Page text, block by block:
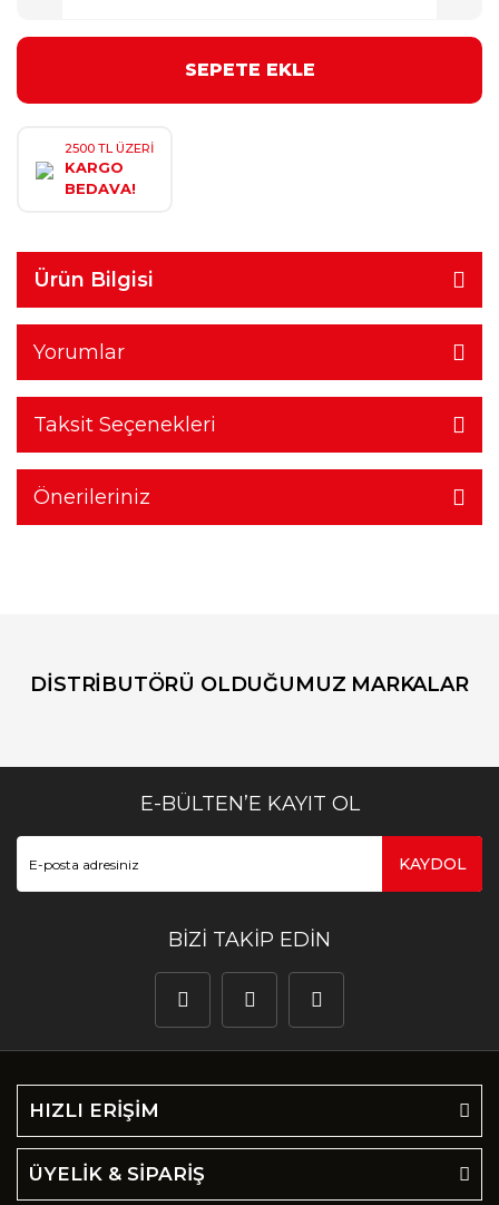
SEPETE EKLE
2500 TL ÜZERİ
KARGO
BEDAVA!
Ürün Bilgisi
Yorumlar
Taksit Seçenekleri
Önerileriniz
DİSTRİBUTÖRÜ OLDUĞUMUZ MARKALAR
E-BÜLTEN’E KAYIT OL
KAYDOL
BİZİ TAKİP EDİN
HIZLI ERİŞİM
ÜYELİK & SİPARİŞ